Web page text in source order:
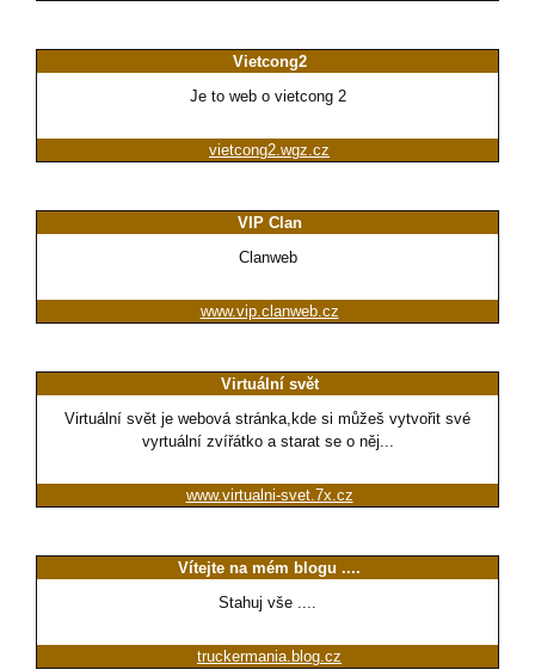
Vietcong2
Je to web o vietcong 2
vietcong2.wgz.cz
VIP Clan
Clanweb
www.vip.clanweb.cz
Virtuální svět
Virtuální svět je webová stránka,kde si můžeš vytvořit své
vyrtuální zvířátko a starat se o něj...
www.virtualni-svet.7x.cz
Vítejte na mém blogu ....
Stahuj vše ....
truckermania.blog.cz